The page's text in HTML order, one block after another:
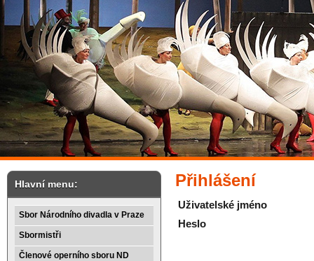
Hlavní menu:
Sbor Národního divadla v Praze
Sbormistři
Členové operního sboru ND
Přihlášení
Uživatelské jméno
Heslo